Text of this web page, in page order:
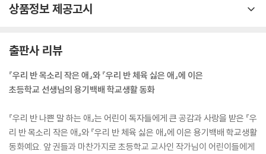
상품정보 제공고시
출판사 리뷰
『우리 반 목소리 작은 애』와 『우리 반 체육 싫은 애』에 이은
초등학교 선생님의 용기백배 학교생활 동화
『우리 반 나쁜 말 하는 애』는 어린이 독자들에게 큰 공감과 사랑을 받은 『우
리 반 목소리 작은 애』와 『우리 반 체육 싫은 애』에 이은 용기백배 학교생활
동화예요. 앞 권들과 마찬가지로 초등학교 교사인 작가님이 어린이들에게